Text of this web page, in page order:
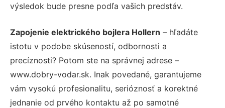
výsledok bude presne podľa vašich predstáv.
Zapojenie elektrického bojlera Hollern – hľadáte
istotu v podobe skúseností, odbornosti a
precíznosti? Potom ste na správnej adrese –
www.dobry-vodar.sk. Inak povedané, garantujeme
vám vysokú profesionalitu, serióznosť a korektné
jednanie od prvého kontaktu až po samotné